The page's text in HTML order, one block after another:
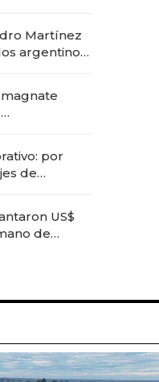
Martínez
argentinos
por
de
US$
de